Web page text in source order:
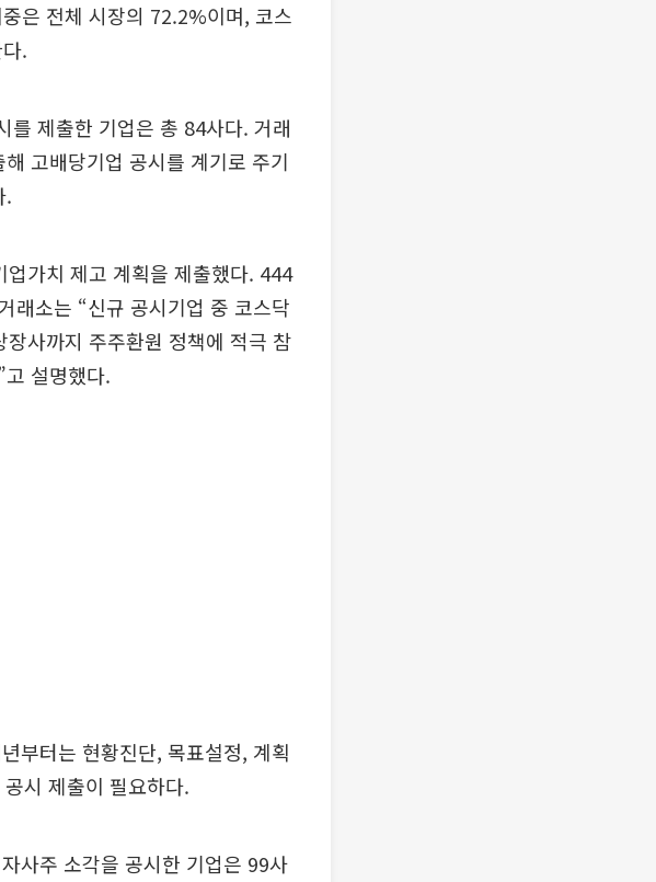
중은 전체 시장의 72.2%이며, 코스
.
를 제출한 기업은 총 84사다. 거래
고배당기업 공시를 계기로 주기
.
가치 제고 계획을 제출했다. 444
래소는 “신규 공시기업 중 코스닥
사까지 주주환원 정책에 적극 참
설명했다.
부터는 현황진단, 목표설정, 계획
시 제출이 필요하다.
사주 소각을 공시한 기업은 99사